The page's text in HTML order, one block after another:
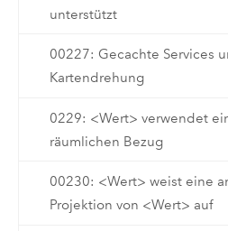
unterstützt
00227: Gecachte Services
Kartendrehung
0229: <Wert> verwendet
räumlichen Bezug
00230: <Wert> weist eine
Projektion von <Wert> auf